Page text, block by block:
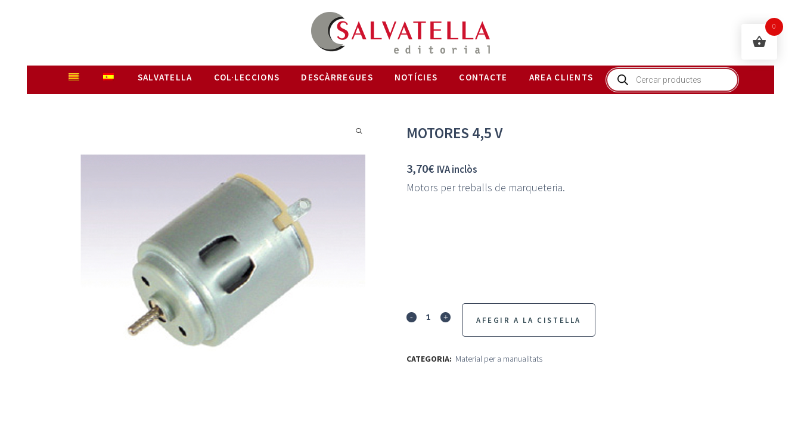
SALVATELLA COL·LECCIONS DESCÀRREGUES NOTÍCIES CONTACTE AREA CLIENTS Products
search
MOTORES 4,5 V
3,70€ IVA inclòs
Motors per treballs de marqueteria.
Motores
v
AFEGIR A LA CISTELLA
CATEGORIA: Material per a manualitats
0